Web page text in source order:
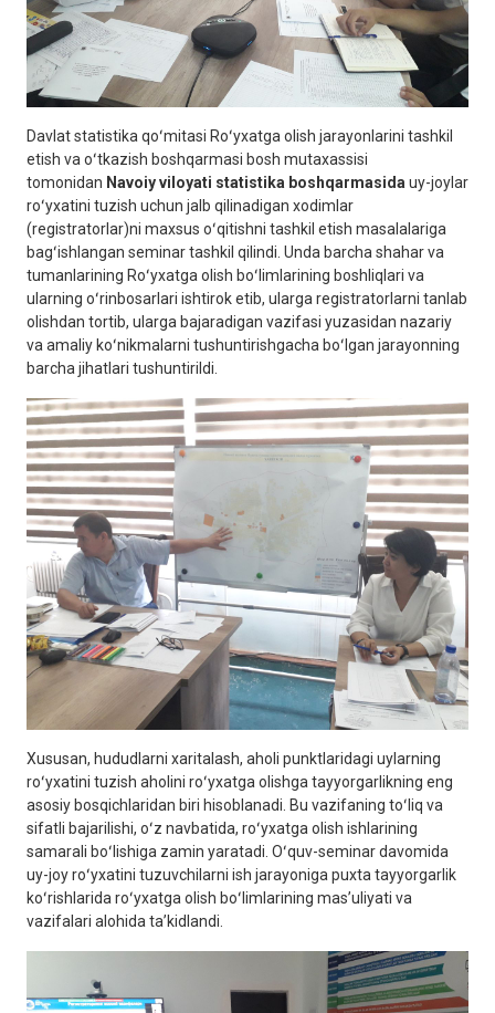
Davlat statistika qoʻmitasi Roʻyxatga olish jarayonlarini tashkil
etish va oʻtkazish boshqarmasi bosh mutaxassisi
tomonidan Navoiyviloyati statistika boshqarmasida uy-joylar
roʻyxatini tuzish uchun jalb qilinadigan xodimlar
(registratorlar)ni maxsus oʻqitishni tashkil etish masalalariga
bagʻishlangan seminar tashkil qilindi. Unda barcha shahar va
tumanlarining Roʻyxatga olish boʻlimlarining boshliqlari va
ularning oʻrinbosarlari ishtirok etib, ularga registratorlarni tanlab
olishdan tortib, ularga bajaradigan vazifasi yuzasidan nazariy
va amaliy koʻnikmalarni tushuntirishgacha boʻlgan jarayonning
barcha jihatlari tushuntirildi.
Xususan, hududlarni xaritalash, aholi punktlaridagi uylarning
roʻyxatini tuzish aholini roʻyxatga olishga tayyorgarlikning eng
asosiy bosqichlaridan biri hisoblanadi. Bu vazifaning toʻliq va
sifatli bajarilishi, oʻz navbatida, roʻyxatga olish ishlarining
samarali boʻlishiga zamin yaratadi. Oʻquv-seminar davomida
uy-joy roʻyxatini tuzuvchilarni ish jarayoniga puxta tayyorgarlik
koʻrishlarida roʻyxatga olish boʻlimlarining masʼuliyati va
vazifalari alohida taʼkidlandi.